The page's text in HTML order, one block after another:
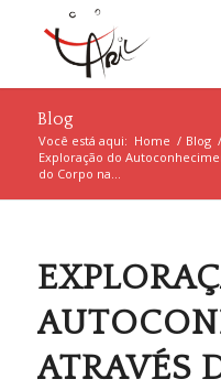
Blog
Você está aqui: Home / Blog /
Exploração do
do Corpo na...
ATRAVÉS